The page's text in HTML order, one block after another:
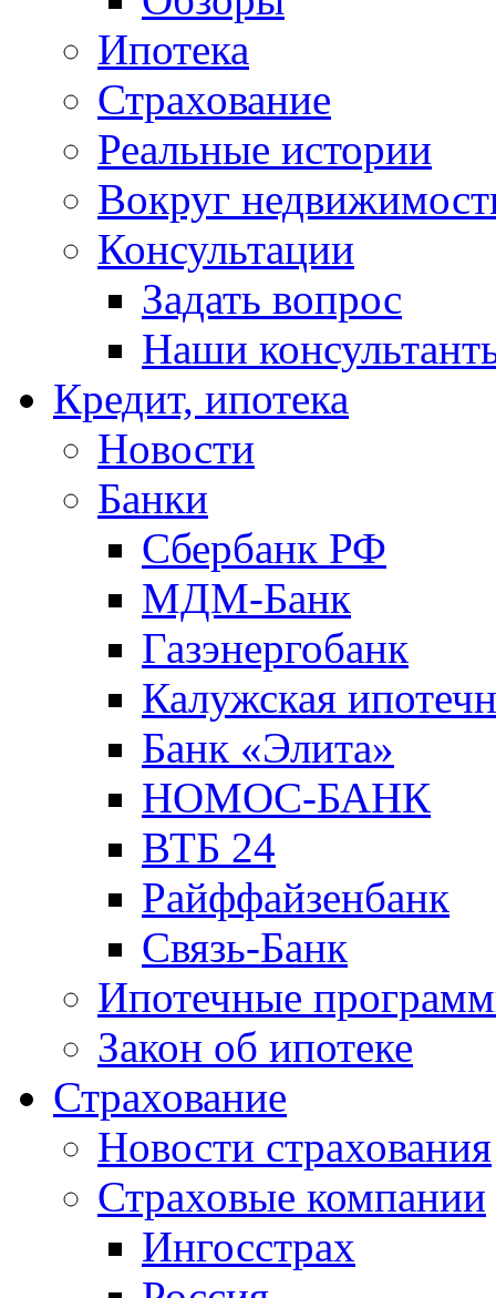
Ипотека
Страхование
Реальные истории
Вокруг
Консультации
Задать вопрос
Наши
Кредит, ипотека
Новости
Банки
Сбербанк РФ
МДМ-Банк
Газэнергобанк
Калужская
Банк «Элита»
НОМОС-БАНК
ВТБ 24
Райффайзенбанк
Связь-Банк
Ипотечные
Закон об ипотеке
Страхование
Новости страхования
Страховые компании
Ингосстрах